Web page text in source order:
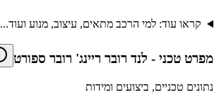
קראו עוד: למי הרכב מתאים, עיצוב, מנוע ועוד...
מפרט טכני - לנד רובר ריינג' רובר ספורט
נתונים טכניים, ביצועים ומידות